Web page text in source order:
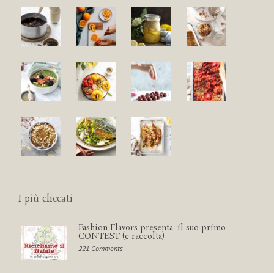
I più cliccati
Fashion Flavors presenta: il suo primo
CONTEST (e raccolta)
221 Comments